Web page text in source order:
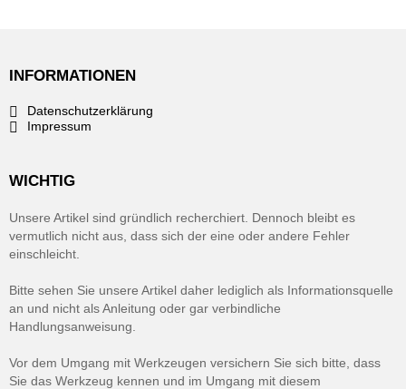
INFORMATIONEN
Datenschutzerklärung
Impressum
WICHTIG
Unsere Artikel sind gründlich recherchiert. Dennoch bleibt es
vermutlich nicht aus, dass sich der eine oder andere Fehler
einschleicht.
Bitte sehen Sie unsere Artikel daher lediglich als Informationsquelle
an und nicht als Anleitung oder gar verbindliche
Handlungsanweisung.
Vor dem Umgang mit Werkzeugen versichern Sie sich bitte, dass
Sie das Werkzeug kennen und im Umgang mit diesem